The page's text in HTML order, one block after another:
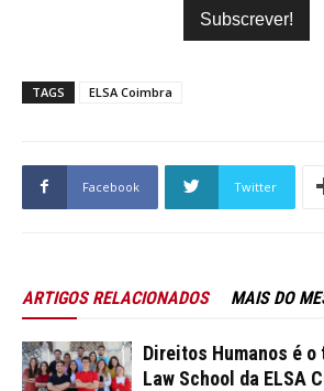
TAGS ELSA Coimbra
Facebook Twitter
ARTIGOS RELACIONADOS MAIS DO
Direitos Humanos é o
Law School da ELSA